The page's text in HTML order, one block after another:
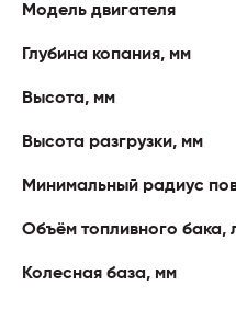
Модель двигателя
Глубина копания, мм
Высота, мм
Высота разгрузки, мм
Минимальный радиус
Объём топливного бака,
Колесная база, мм